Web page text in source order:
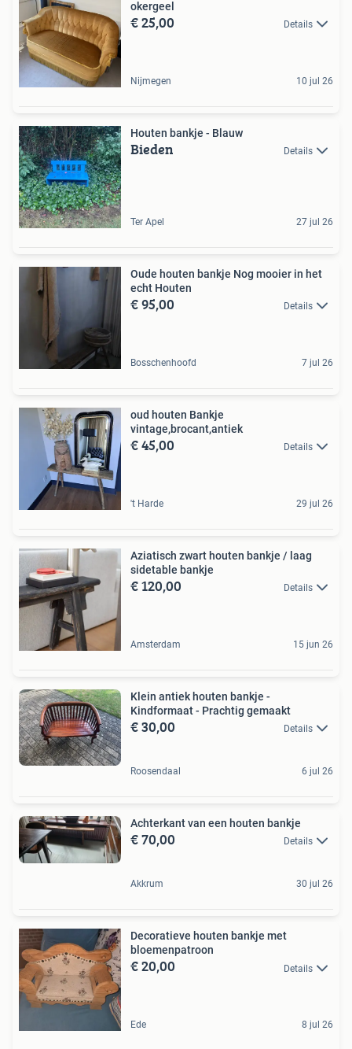
okergeel
€ 25,00 Details
Nijmegen 10 jul 26
Houten bankje - Blauw
Bieden Details
Ter Apel 27 jul 26
Oude houten bankje Nog mooier in het
echt Houten
€ 95,00 Details
Bosschenhoofd 7 jul 26
oud houten Bankje
vintage,brocant,antiek
€ 45,00 Details
't Harde 29 jul 26
Aziatisch zwart houten bankje / laag
sidetable bankje
€ 120,00 Details
Amsterdam 15 jun 26
Klein antiek houten bankje -
Kindformaat - Prachtig gemaakt
€ 30,00 Details
Roosendaal 6 jul 26
Achterkant van een houten bankje
€ 70,00 Details
Akkrum 30 jul 26
Decoratieve houten bankje met
bloemenpatroon
€ 20,00 Details
Ede 8 jul 26